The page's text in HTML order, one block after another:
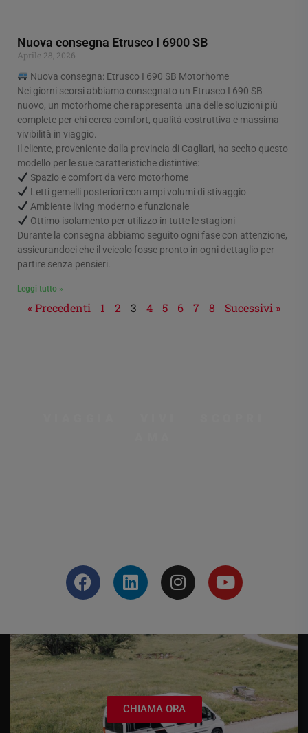
Nuova consegna Etrusco I 6900 SB
Aprile 28, 2026
Nuova consegna: Etrusco I 690 SB Motorhome
Nei giorni scorsi abbiamo consegnato un Etrusco I 690 SB
nuovo, un motorhome che rappresenta una delle soluzioni più
complete per chi cerca comfort, qualità costruttiva e massima
vivibilità in viaggio.
Il cliente, proveniente dalla provincia di Cagliari, ha scelto questo
modello per le sue caratteristiche distintive:
Spazio e comfort da vero motorhome
Letti gemelli posteriori con ampi volumi di stivaggio
Ambiente living moderno e funzionale
Ottimo isolamento per utilizzo in tutte le stagioni
Durante la consegna abbiamo seguito ogni fase con attenzione,
assicurandoci che il veicolo fosse pronto in ogni dettaglio per
partire senza pensieri.
Leggi tutto »
« Precedenti 1 2 3 4 5 6 7 8 Sucessivi »
CHIAMA ORA